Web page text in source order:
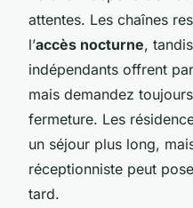
attentes. Les chaînes
l’accès nocturne,
indépendants offrent
mais demandez
fermeture. Les
un séjour plus long,
réceptionniste peut
tard.